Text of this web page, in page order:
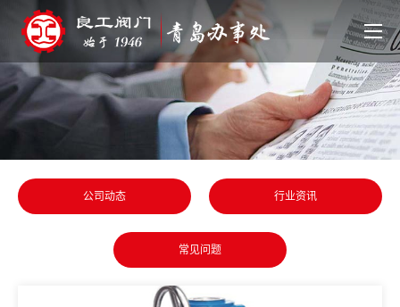
公司动态 行业资讯
常见问题